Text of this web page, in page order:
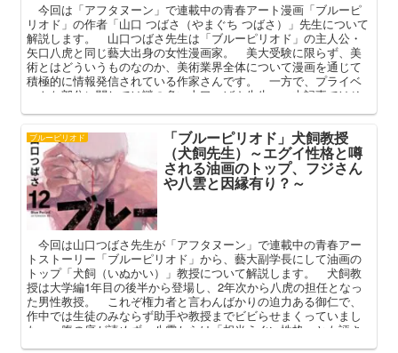
今回は「アフタヌーン」で連載中の青春アート漫画「ブルーピ
リオド」の作者「山口 つばさ（やまぐち つばさ）」先生について
解説します。 山口つばさ先生は「ブルーピリオド」の主人公・
矢口八虎と同じ藝大出身の女性漫画家。 美大受験に限らず、美
術とはどういうものなのか、美術業界全体について漫画を通じて
積極的に情報発信されている作家さんです。 一方で、プライベ
ートな部分に関しては謎の多い山口つばさ先生。 本記事ではそ
ブルーピリオド 「ブルーピリオド」犬飼教授
（犬飼先生）～エグイ性格と噂
される油画のトップ、フジさん
や八雲と因縁有り？～
今回は山口つばさ先生が「アフタヌーン」で連載中の青春アー
トストーリー「ブルーピリオド」から、藝大副学長にして油画の
トップ「犬飼（いぬかい）」教授について解説します。 犬飼教
授は大学編1年目の後半から登場し、2年次から八虎の担任となっ
た男性教授。 これぞ権力者と言わんばかりの迫力ある御仁で、
作中では生徒のみならず助手や教授までビビらせまくっていまし
た。 腹の底が読めず、八雲からは「相当えぐい性格」とも評さ